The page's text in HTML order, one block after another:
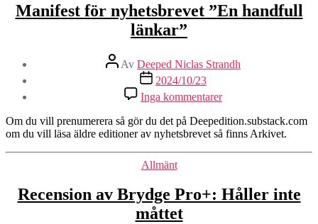
emot
som
fungera
Manifest för nyhetsbrevet ”En handfull
länkar”
Inläggsförfattare
Av Deeped Niclas Strandh
Inläggsdatum
2024/10/23
Inga kommentarertill
Manifest
för
nyhetsbrevet
handfull
Om du vill prenumerera så gör du det på Deepedition.substack.com
om du vill läsa äldre editioner av nyhetsbrevet så finns Arkivet.
Kategorier
Allmänt
Recension av Brydge Pro+: Håller inte
måttet